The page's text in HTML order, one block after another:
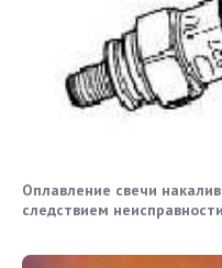
Оплавление свечи
следствием